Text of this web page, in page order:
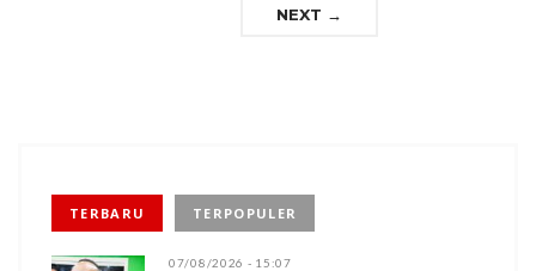
NEXT →
TERBARU TERPOPULER
07/08/2026 - 15:07